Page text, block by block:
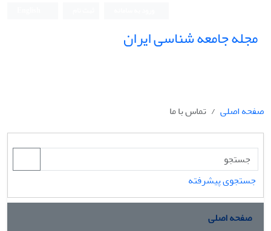
مجله جامعه شناسی ایران
صفحه اصلی تماس با ما
جستجوی پیشرفته
صفحه اصلی